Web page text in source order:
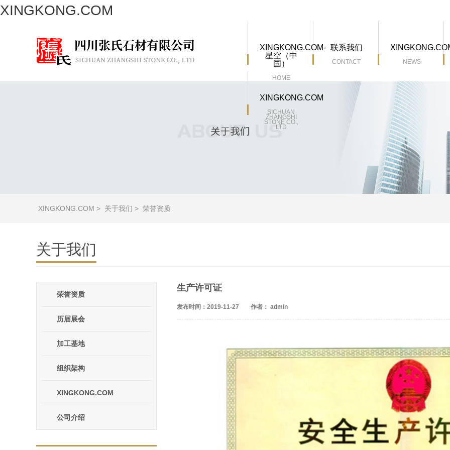
XINGKONG.COM
XINGKONG.COM-
星空（中
国）
HOME
联系我们
CONTACT NEWS
XINGKONG.COM
SICHUAN
ZHANGSHI
STONE CO.,
LTD
XINGKONG.COM > 关于我们 > 荣誉资质
关于我们
荣誉资质
历届展会
加工基地
组织架构
XINGKONG.COM
公司介绍
生产许可证
发布时间：2019-11-27 作者： admin